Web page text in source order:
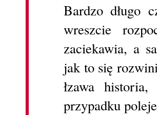
Bardzo długo
wreszcie
zaciekawia, a
jak to się
łzawa
przypadku